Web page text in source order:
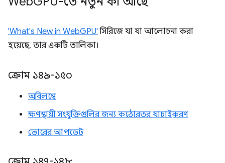
'What's New in WebGPU' সিরিজে যা যা আলোচনা করা
হয়েছে, তার একটি তালিকা।
ক্রোম ১৪৯-১৫০
অবিলম্বে
ক্ষণস্থায়ী সংযুক্তিগুলির জন্য কঠোরতর যাচাইকরণ
ভোরের আপডেট